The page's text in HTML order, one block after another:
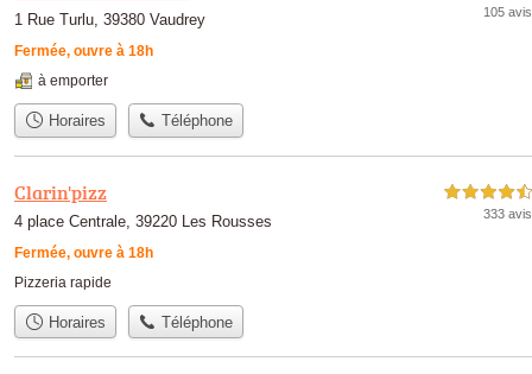
1 Rue Turlu, 39380 Vaudrey
Fermée, ouvre à 18h
105 avis
à emporter
Horaires Téléphone
Clarin'pizz
4 place Centrale, 39220 Les Rousses
Fermée, ouvre à 18h
4,5 étoiles sur 5
333 avis
Pizzeria rapide
Horaires Téléphone